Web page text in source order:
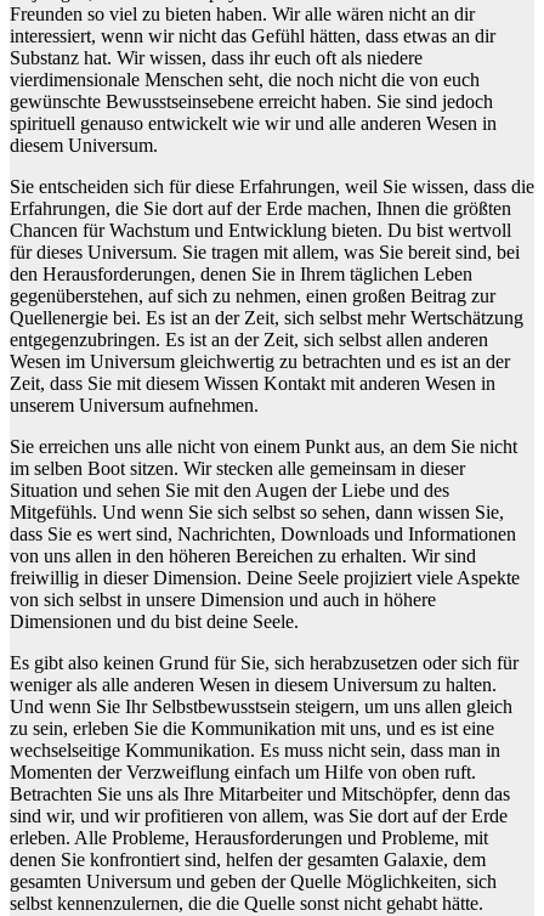
Freunden so viel zu bieten haben. Wir alle wären nicht an dir
interessiert, wenn wir nicht das Gefühl hätten, dass etwas an dir
Substanz hat. Wir wissen, dass ihr euch oft als niedere
vierdimensionale Menschen seht, die noch nicht die von euch
gewünschte Bewusstseinsebene erreicht haben. Sie sind jedoch
spirituell genauso entwickelt wie wir und alle anderen Wesen in
diesem Universum.
Sie entscheiden sich für diese Erfahrungen, weil Sie wissen, dass die
Erfahrungen, die Sie dort auf der Erde machen, Ihnen die größten
Chancen für Wachstum und Entwicklung bieten. Du bist wertvoll
für dieses Universum. Sie tragen mit allem, was Sie bereit sind, bei
den Herausforderungen, denen Sie in Ihrem täglichen Leben
gegenüberstehen, auf sich zu nehmen, einen großen Beitrag zur
Quellenergie bei. Es ist an der Zeit, sich selbst mehr Wertschätzung
entgegenzubringen. Es ist an der Zeit, sich selbst allen anderen
Wesen im Universum gleichwertig zu betrachten und es ist an der
Zeit, dass Sie mit diesem Wissen Kontakt mit anderen Wesen in
unserem Universum aufnehmen.
Sie erreichen uns alle nicht von einem Punkt aus, an dem Sie nicht
im selben Boot sitzen. Wir stecken alle gemeinsam in dieser
Situation und sehen Sie mit den Augen der Liebe und des
Mitgefühls. Und wenn Sie sich selbst so sehen, dann wissen Sie,
dass Sie es wert sind, Nachrichten, Downloads und Informationen
von uns allen in den höheren Bereichen zu erhalten. Wir sind
freiwillig in dieser Dimension. Deine Seele projiziert viele Aspekte
von sich selbst in unsere Dimension und auch in höhere
Dimensionen und du bist deine Seele.
Es gibt also keinen Grund für Sie, sich herabzusetzen oder sich für
weniger als alle anderen Wesen in diesem Universum zu halten.
Und wenn Sie Ihr Selbstbewusstsein steigern, um uns allen gleich
zu sein, erleben Sie die Kommunikation mit uns, und es ist eine
wechselseitige Kommunikation. Es muss nicht sein, dass man in
Momenten der Verzweiflung einfach um Hilfe von oben ruft.
Betrachten Sie uns als Ihre Mitarbeiter und Mitschöpfer, denn das
sind wir, und wir profitieren von allem, was Sie dort auf der Erde
erleben. Alle Probleme, Herausforderungen und Probleme, mit
denen Sie konfrontiert sind, helfen der gesamten Galaxie, dem
gesamten Universum und geben der Quelle Möglichkeiten, sich
selbst kennenzulernen, die die Quelle sonst nicht gehabt hätte.